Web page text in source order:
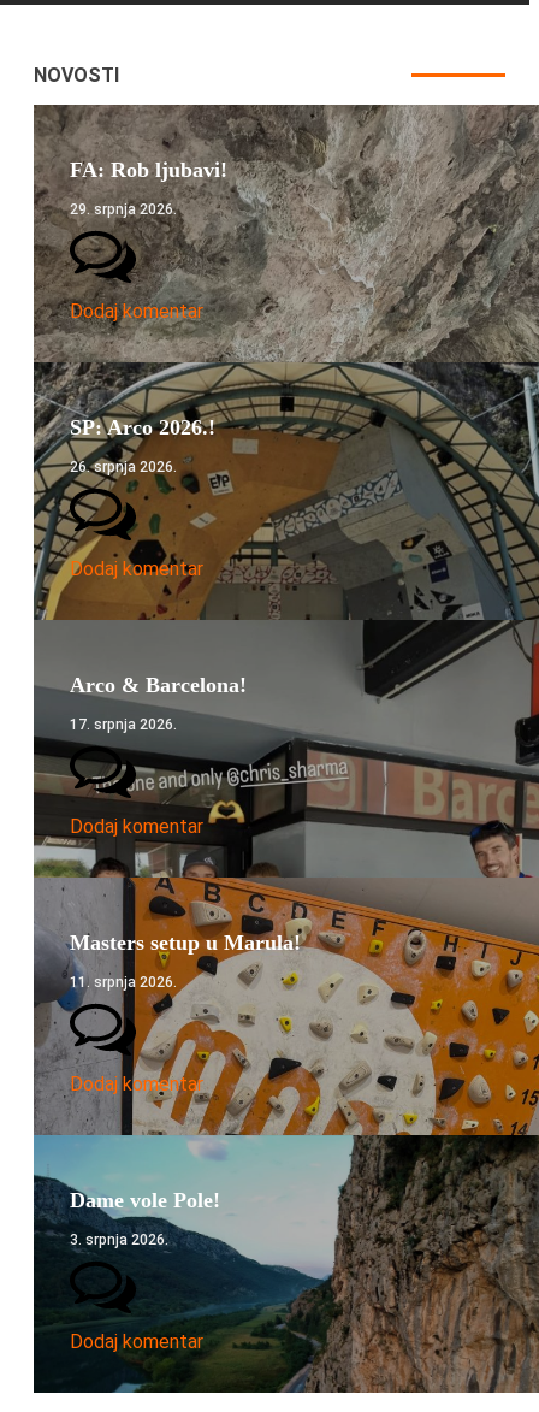
NOVOSTI
FA: Rob ljubavi!
29. srpnja 2026.
Dodaj komentar
SP: Arco 2026.!
26. srpnja 2026.
Dodaj komentar
Arco & Barcelona!
17. srpnja 2026.
Dodaj komentar
Masters setup u Marula!
11. srpnja 2026.
Dodaj komentar
Dame vole Pole!
3. srpnja 2026.
Dodaj komentar